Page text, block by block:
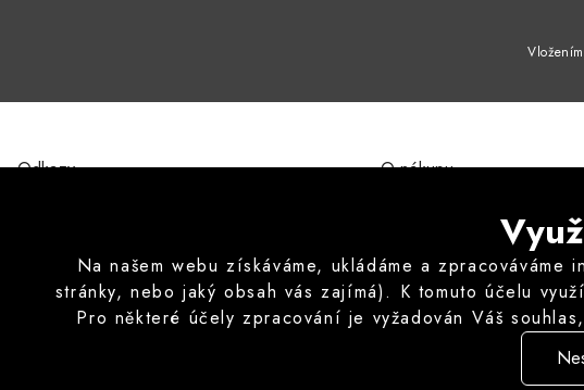
Na našem webu získáváme, ukládáme a
stránky, nebo jaký obsah vás zajímá). K tomuto účelu
Pro některé účely zpracování je vyžadován Váš
Odkazy O nákupu
Ochrana osobních údajů
Formulář pro odstoupení
Poučení o právu odstoupit
Často pokládané otázky